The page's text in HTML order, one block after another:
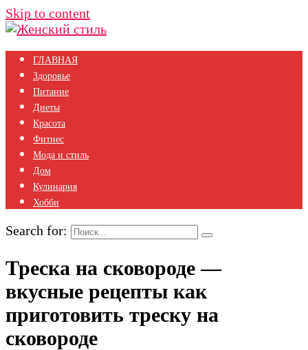
Skip to content
ГЛАВНАЯ
Здоровье
Питание
Диеты
Красота
Фитнес
Мода и стиль
Дом
Кулинария
Хобби
Search for:
Треска на сковороде —
вкусные рецепты как
приготовить треску на
сковороде